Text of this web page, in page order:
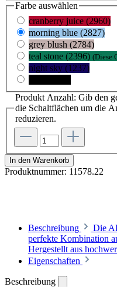
Farbe auswählen
cranberry juice (2960)
morning blue (2827)
grey blush (2784)
teal stone (2396) (Diese
night sky (1237)
Produkt Anzahl: Gib den
die Schaltflächen um die
reduzieren.
In den Warenkorb
Produktnummer: 11578.22
Beschreibung
Die
perfekte Kombination
Hergestellt aus
Eigenschaften
Beschreibung